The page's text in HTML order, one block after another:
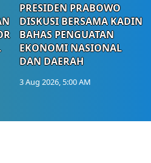
PRESIDEN PRABOWO
DISKUSI BERSAMA KADIN
BAHAS PENGUATAN
EKONOMI NASIONAL
DAN DAERAH
3 Aug 2026, 5:00 AM